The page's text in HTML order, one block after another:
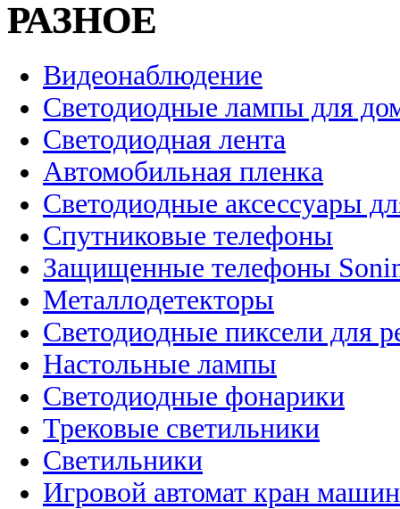
РАЗНОЕ
Видеонаблюдение
Светодиодные лампы для
Светодиодная лента
Автомобильная пленка
Светодиодные аксессуары
Спутниковые телефоны
Защищенные телефоны
Металлодетекторы
Светодиодные пиксели для
Настольные лампы
Светодиодные фонарики
Трековые светильники
Светильники
Игровой автомат кран